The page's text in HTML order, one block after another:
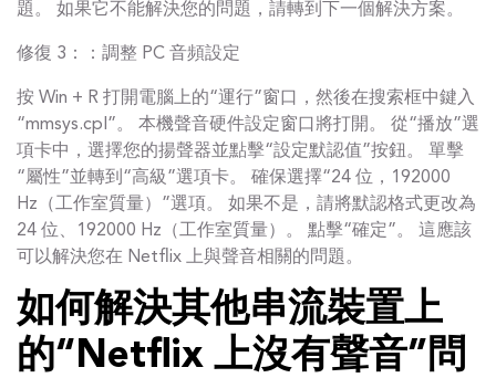
題。 如果它不能解決您的問題，請轉到下一個解決方案。
修復 3：：調整 PC 音頻設定
按 Win + R 打開電腦上的“運行”窗口，然後在搜索框中鍵入
“mmsys.cpl”。 本機聲音硬件設定窗口將打開。 從“播放”選
項卡中，選擇您的揚聲器並點擊“設定默認值”按鈕。 單擊
“屬性”並轉到“高級”選項卡。 確保選擇“24 位，192000
Hz（工作室質量）”選項。 如果不是，請將默認格式更改為
24 位、192000 Hz（工作室質量）。 點擊“確定”。 這應該
可以解決您在 Netflix 上與聲音相關的問題。
如何解決其他串流裝置上
的“Netflix 上沒有聲音”問